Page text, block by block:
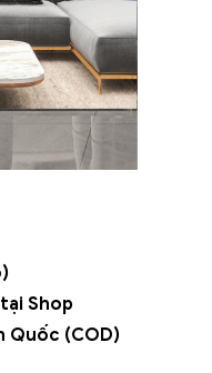
Shop
Quốc (COD)